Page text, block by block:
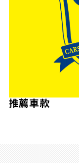
推薦車款